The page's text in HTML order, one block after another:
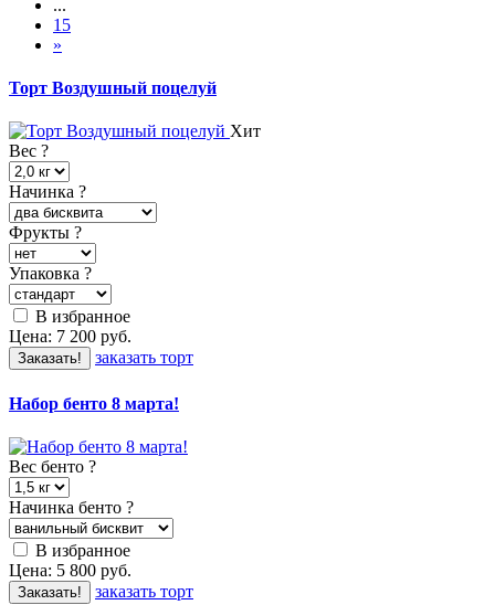
...
15
»
Торт Воздушный поцелуй
Хит
Вес ?
Начинка ?
Фрукты ?
Упаковка ?
В избранное
Цена: 7 200 руб.
Заказать! заказать торт
Набор бенто 8 марта!
Вес бенто ?
Начинка бенто ?
В избранное
Цена: 5 800 руб.
Заказать! заказать торт